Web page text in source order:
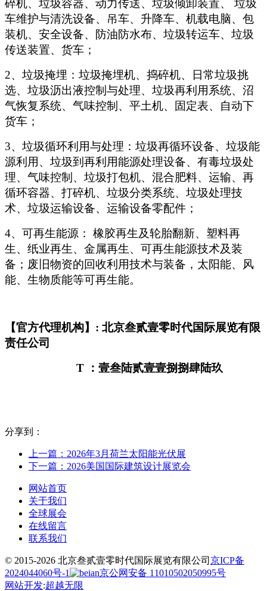
碎机、垃圾容器、动力传送、垃圾倾卸装置、 垃圾
车维护与清洗设备、吊车、升降车、机载电脑、包
装机、安全设备、防油防水布、垃圾转运车、垃圾
传送装置、货车；
2、垃圾掩埋：垃圾掩埋机、捣碎机、日常垃圾挑
选、垃圾沥出液控制与处理、垃圾再利用系统、沼
气恢复系统、气味控制、平土机、固定表、自动下
货车；
3、垃圾循环利用与处理：垃圾再循环设备、垃圾能
源利用、垃圾到再利用能源处理设备、有毒垃圾处
理、气味控制、垃圾打包机、混合肥料、运输、再
循环容器、打碎机、垃圾分类系统、垃圾处理技
术、垃圾运输设备、运输设备零配件；
4、可再生能源： 橡胶再生及轮胎翻新、塑料再
生、纸业再生、金属再生、可再生能源技术及装
备；废旧物资的回收利用技术与装备，太阳能、风
能、生物质能等可再生能。
【官方代理机构】: 北京叁贰壹零时代国际展览有限
责任公司
T
：壹叁陆贰壹壹捌捌肆陆玖
分享到：
上一篇：2026年3月荷兰太阳能光伏展
下一篇：2026美国国际建筑设计展览会
网站首页
关于我们
全球展会
在线留言
联系我们
© 2015-2026 北京叁贰壹零时代国际展览有限公司 京ICP备
2024044060号-1
京公网安备 11010502050995号
网站开发:超越无限